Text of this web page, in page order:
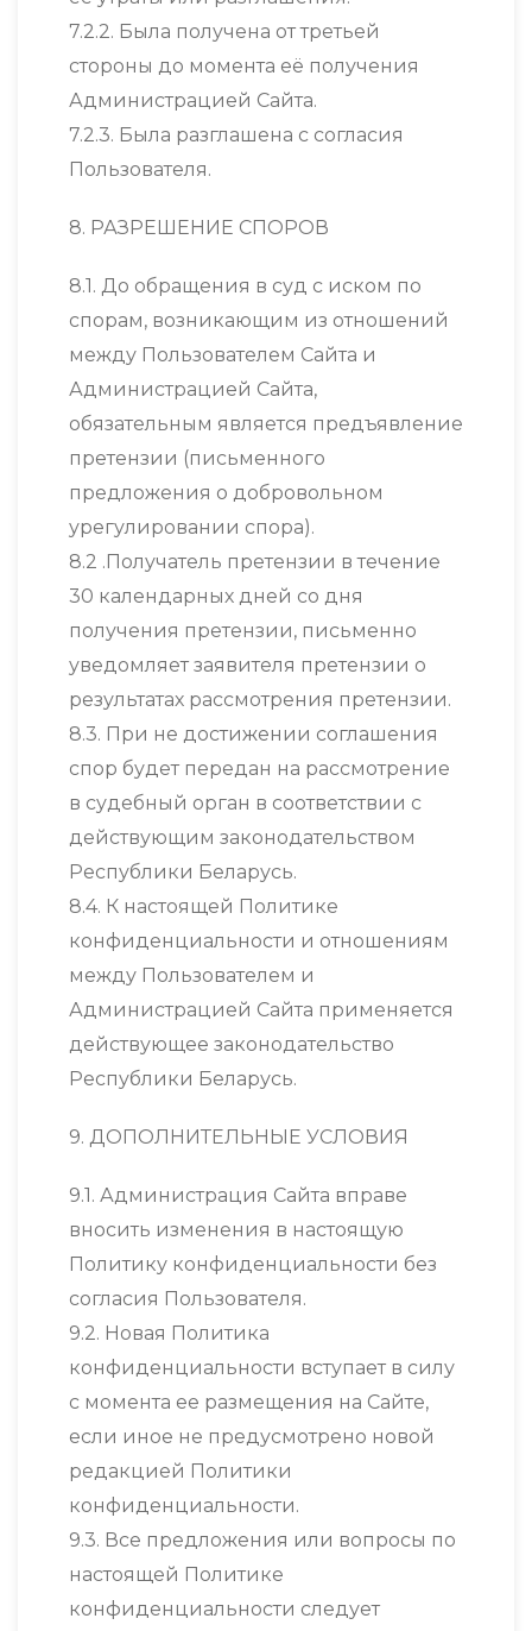
7.2.2. Была получена от третьей
стороны до момента её получения
Администрацией Сайта.
7.2.3. Была разглашена с согласия
Пользователя.
8. РАЗРЕШЕНИЕ СПОРОВ
8.1. До обращения в суд с иском по
спорам, возникающим из отношений
между Пользователем Сайта и
Администрацией Сайта,
обязательным является предъявление
претензии (письменного
предложения о добровольном
урегулировании спора).
8.2 .Получатель претензии в течение
30 календарных дней со дня
получения претензии, письменно
уведомляет заявителя претензии о
результатах рассмотрения претензии.
8.3. При не достижении соглашения
спор будет передан на рассмотрение
в судебный орган в соответствии с
действующим законодательством
Республики Беларусь.
8.4. К настоящей Политике
конфиденциальности и отношениям
между Пользователем и
Администрацией Сайта применяется
действующее законодательство
Республики Беларусь.
9. ДОПОЛНИТЕЛЬНЫЕ УСЛОВИЯ
9.1. Администрация Сайта вправе
вносить изменения в настоящую
Политику конфиденциальности без
согласия Пользователя.
9.2. Новая Политика
конфиденциальности вступает в силу
с момента ее размещения на Сайте,
если иное не предусмотрено новой
редакцией Политики
конфиденциальности.
9.3. Все предложения или вопросы по
настоящей Политике
конфиденциальности следует